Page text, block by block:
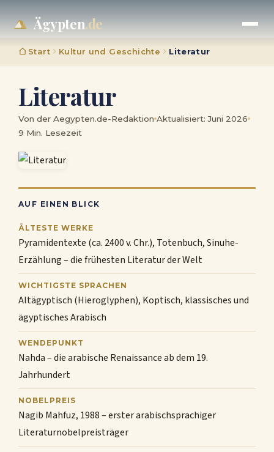
Ägypten.de
Start Kultur und Geschichte Literatur
Literatur
Von der Aegypten.de-Redaktion Aktualisiert: Juni 2026
9 Min. Lesezeit
AUF EINEN BLICK
ÄLTESTE WERKE
Pyramidentexte (ca. 2400 v. Chr.), Totenbuch, Sinuhe-
Erzählung – die frühesten Literatur der Welt
WICHTIGSTE SPRACHEN
Altägyptisch (Hieroglyphen), Koptisch, klassisches und
ägyptisches Arabisch
WENDEPUNKT
Nahda – die arabische Renaissance ab dem 19.
Jahrhundert
NOBELPREIS
Nagib Mahfuz, 1988 – erster arabischsprachiger
Literaturnobelpreisträger